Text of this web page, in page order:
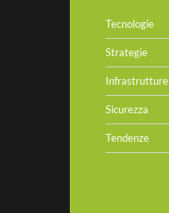
Tecnologie
Strategie
Infrastrutture
Sicurezza
Tendenze